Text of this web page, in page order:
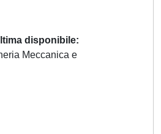
disponibile
Meccanica e